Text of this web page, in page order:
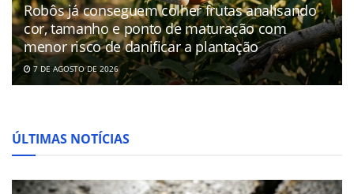
Robôs já conseguem colher frutas analisando
cor, tamanho e ponto de maturação com
menor risco de danificar a plantação
7 DE AGOSTO DE 2026
ÚLTIMAS NOTÍCIAS